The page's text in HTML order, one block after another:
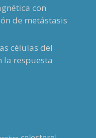
con
de metástasis
células del
la respuesta